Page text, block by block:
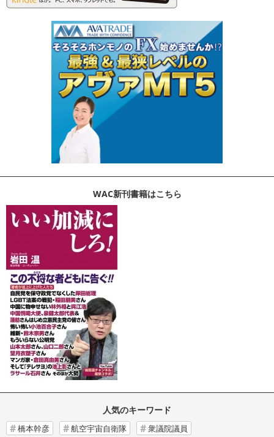
WAC新刊書籍はこちら
人気のキーワード
橋本幹彦 航空宇宙自衛隊 衆議院議員